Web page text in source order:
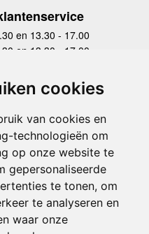
cookies
van cookies en
technologieën om
op onze website te
gepersonaliseerde
te tonen, om
te analyseren en
waar onze
en 13.30 - 17.00
en 13.30 - 17.00
en 13.30 - 17.00
en 13.30 - 17.00
gesloten
gesloten